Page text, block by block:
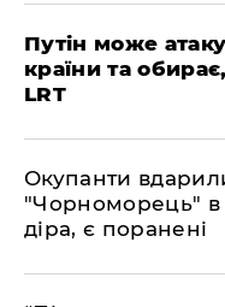
​Путін може
країни та
LRT
​Окупанти
"Чорноморець" в
діра, є поранені